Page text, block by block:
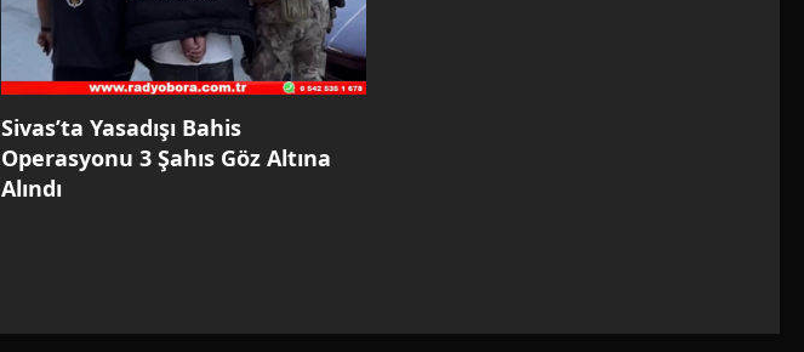
Sivas’ta Yasadışı Bahis
Operasyonu 3 Şahıs Göz Altına
Alındı